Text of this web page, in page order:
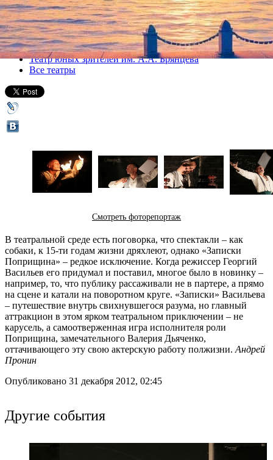
09 января 2013, среда,19.00
Версия для печати
Все спектакли
Театр юных зрителей им. А.А. Брянцева
Все театры
Смотреть фоторепортаж
В театральной среде есть поговорка, что спектакли – как
собаки, к 15-ти годам жизни дряхлеют, однако «Записки
Поприщина» – редкое исключение. Когда режиссер Георгий
Васильев его придумал и поставил, многое было в новинку –
например, то, что публику рассаживали не в партере, а прямо
на сцене и катали на поворотном круге. «Записки» Васильева
– путешествие внутрь свихнувшегося разума, но главный
аттракцион в этом ярком театральном приключении – не
карусель, а самоотверженная игра исполнителя роли
Поприщина, замечательного Валерия Дьяченко,
оттачивающего эту свою актерскую работу полжизни. Андрей
Пронин
Опубликовано 31 декабря 2012, 02:45
Другие события